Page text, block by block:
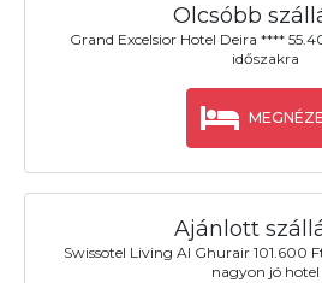
Olcsóbb
Grand Excelsior Hotel Deira ****
időszakra
Ajánlott
Swissotel Living Al Ghurair 101.600
nagyon jó hotel